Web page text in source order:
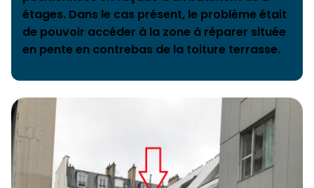
étages. Dans le cas présent, le problème était
de pouvoir accéder à la zone à réparer située
en pente en contrebas de la toiture terrasse.